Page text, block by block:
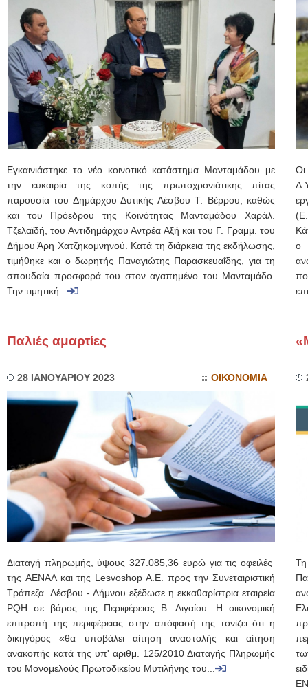
Εγκαινιάστηκε το νέο κοινοτικό κατάστημα Μανταμάδου με
την ευκαιρία της κοπής της πρωτοχρονιάτικης πίτας
παρουσία του Δημάρχου Δυτικής Λέσβου Τ. Βέρρου, καθώς
και του Πρόεδρου της Κοινότητας Μανταμάδου Χαράλ.
Τζελαϊδή, του Αντιδημάρχου Αντρέα Αξή και του Γ. Γραμμ. του
Δήμου Άρη Χατζηκομνηνού. Κατά τη διάρκεια της εκδήλωσης,
τιμήθηκε και ο δωρητής Παναγιώτης Παρασκευαΐδης, για τη
σπουδαία προσφορά του στον αγαπημένο του Μανταμάδο.
Την τιμητική...
Οι
ο
Παλιές αμαρτίες
28 ΙΑΝΟΥΑΡΙΟΥ 2023 ΟΙΚΟΝΟΜΙΑ
Διαταγή πληρωμής, ύψους 327.085,36 ευρώ για τις οφειλές
της ΑΕΝΑΛ και της Lesvoshop A.E. προς την Συνεταιριστική
Τράπεζα Λέσβου - Λήμνου εξέδωσε η εκκαθαρίστρια εταιρεία
PQH σε βάρος της Περιφέρειας Β. Αιγαίου. Η οικονομική
επιτροπή της περιφέρειας στην απόφασή της τονίζει ότι η
δικηγόρος «θα υποβάλει αίτηση αναστολής και αίτηση
ανακοπής κατά της υπ' αριθμ. 125/2010 Διαταγής Πληρωμής
του Μονομελούς Πρωτοδικείου Μυτιλήνης του...